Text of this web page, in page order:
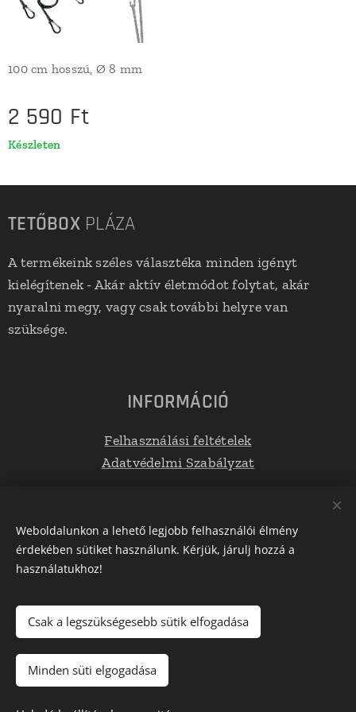
100 cm hosszú, Ø 8 mm
2 590 Ft
Készleten
Kosárba
TETŐBOX PLÁZA
A termékeink széles választéka minden igényt
kielégítenek - Akár aktív életmódot folytat, akár
nyaralni megy, vagy csak további helyre van
szüksége.
INFORMÁCIÓ
Felhasználási feltételek
Adatvédelmi Szabályzat
Elérhetőségek
Az oldalt aWebnode
Weboldalunkon a lehető legjobb felhasználói élmény
érdekében sütiket használunk. Kérjük, járulj hozzá a
használatukhoz!
Csak a legszükségesebb sütik elfogadása
Minden süti elgogadása